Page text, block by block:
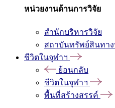
หน่วยงานด้านการวิจัย
สำนักบริหารวิจัย
สถาบันทรัพย์สินทา
ชีวิตในจุฬาฯ
ย้อนกลับ
ชีวิตในจุฬาฯ
พื้นที่สร้างสรรค์